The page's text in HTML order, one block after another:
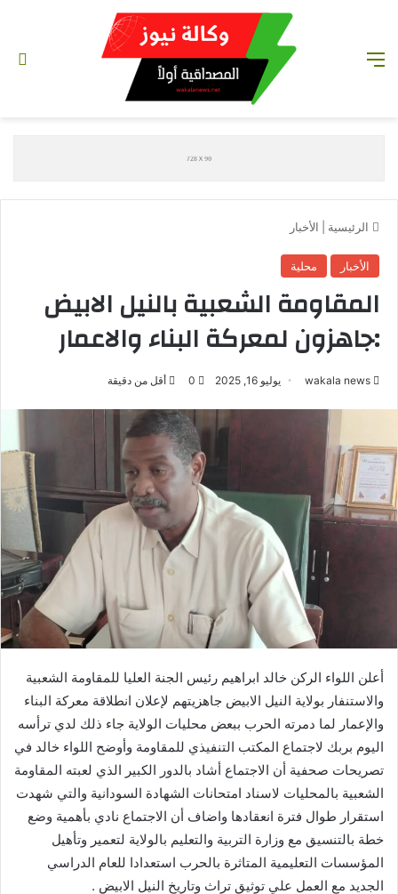
الرئيسية الأخبار
الأخبار محلية
المقاومة الشعبية بالنيل الابيض
:جاهزون لمعركة البناء والاعمار
wakala news يوليو 16, 2025 0 أقل من دقيقة
أعلن اللواء الركن خالد ابراهيم رئيس الجنة العليا للمقاومة الشعبية
والاستنفار بولاية النيل الابيض جاهزيتهم لإعلان انطلاقة معركة البناء
والإعمار لما دمرته الحرب ببعض محليات الولاية جاء ذلك لدي ترأسه
اليوم بربك لاجتماع المكتب التنفيذي للمقاومة وأوضح اللواء خالد في
تصريحات صحفية أن الاجتماع أشاد بالدور الكبير الذي لعبته المقاومة
الشعبية بالمحليات لاسناد امتحانات الشهادة السودانية والتي شهدت
استقرار طوال فترة انعقادها واضاف أن الاجتماع نادي بأهمية وضع
خطة بالتنسيق مع وزارة التربية والتعليم بالولاية لتعمير وتأهيل
المؤسسات التعليمية المتاثرة بالحرب استعدادا للعام الدراسي
الجديد مع العمل علي توثيق تراث وتاريخ النيل الابيض .